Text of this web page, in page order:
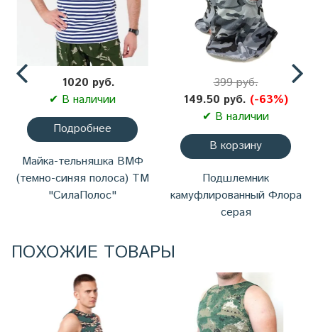
1020 руб.
✔ В наличии
Подробнее
Майка-тельняшка ВМФ
(темно-синяя полоса) ТМ
"СилаПолос"
399 руб.
149.50 руб. (-63%)
✔ В наличии
В корзину
Подшлемник
камуфлированный Флора
серая
ПОХОЖИЕ ТОВАРЫ